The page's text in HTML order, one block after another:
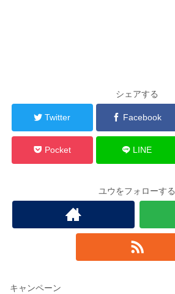
シェアする
Twitter Facebook
Pocket LINE
ユウをフォローする
キャンペーン